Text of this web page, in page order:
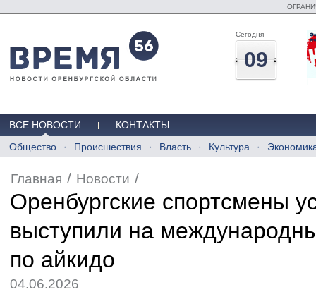
Сегодня
09
ВСЕ НОВОСТИ
КОНТАКТЫ
Общество
Происшествия Власть Культура
Главная / Новости /
Оренбургские спортсмены
выступили на
по айкидо
04.06.2026